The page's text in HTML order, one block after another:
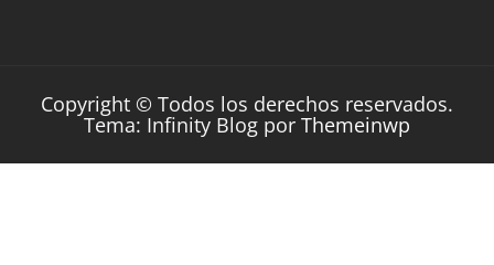
Copyright © Todos los derechos reservados.
Tema: Infinity Blog por Themeinwp